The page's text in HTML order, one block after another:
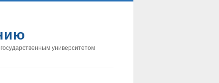
университетом